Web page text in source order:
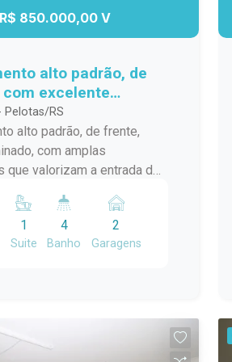
R$ 850.000,00 V
alto padrão, de
excelente
natural.
Pelotas/RS
alto padrão, de frente,
com amplas
que valorizam a entrada de
com poucos moradores e
construtivo. O
conta com: 4 dormitórios
integrada à sala de jantar
ideal para receber
1
Suite
4
Banho
2
Garagens